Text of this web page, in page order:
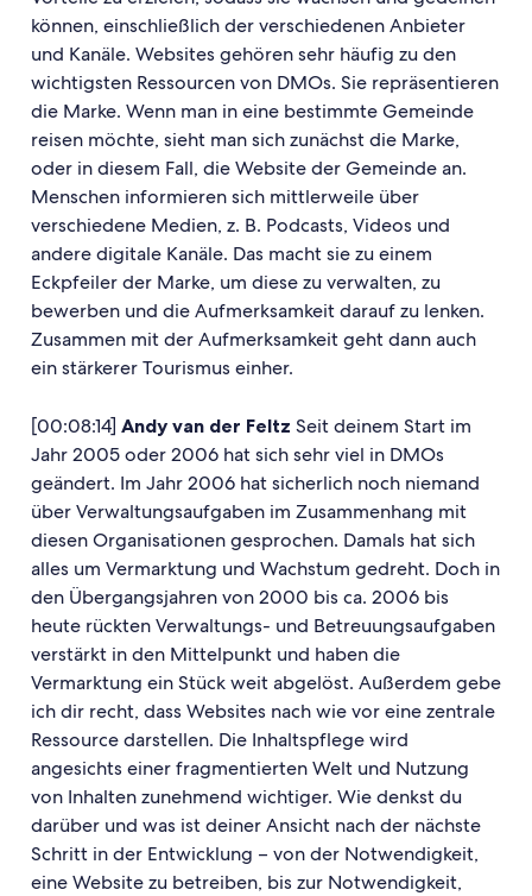
können, einschließlich der verschiedenen Anbieter
und Kanäle. Websites gehören sehr häufig zu den
wichtigsten Ressourcen von DMOs. Sie repräsentieren
die Marke. Wenn man in eine bestimmte Gemeinde
reisen möchte, sieht man sich zunächst die Marke,
oder in diesem Fall, die Website der Gemeinde an.
Menschen informieren sich mittlerweile über
verschiedene Medien, z. B. Podcasts, Videos und
andere digitale Kanäle. Das macht sie zu einem
Eckpfeiler der Marke, um diese zu verwalten, zu
bewerben und die Aufmerksamkeit darauf zu lenken.
Zusammen mit der Aufmerksamkeit geht dann auch
ein stärkerer Tourismus einher.
[00:08:14] Andy van der Feltz Seit deinem Start im
Jahr 2005 oder 2006 hat sich sehr viel in DMOs
geändert. Im Jahr 2006 hat sicherlich noch niemand
über Verwaltungsaufgaben im Zusammenhang mit
diesen Organisationen gesprochen. Damals hat sich
alles um Vermarktung und Wachstum gedreht. Doch in
den Übergangsjahren von 2000 bis ca. 2006 bis
heute rückten Verwaltungs- und Betreuungsaufgaben
verstärkt in den Mittelpunkt und haben die
Vermarktung ein Stück weit abgelöst. Außerdem gebe
ich dir recht, dass Websites nach wie vor eine zentrale
Ressource darstellen. Die Inhaltspflege wird
angesichts einer fragmentierten Welt und Nutzung
von Inhalten zunehmend wichtiger. Wie denkst du
darüber und was ist deiner Ansicht nach der nächste
Schritt in der Entwicklung – von der Notwendigkeit,
eine Website zu betreiben, bis zur Notwendigkeit,